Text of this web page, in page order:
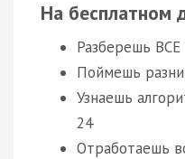
На бесплатном
Разберешь
Поймешь
Узнаешь
24
Отработаешь